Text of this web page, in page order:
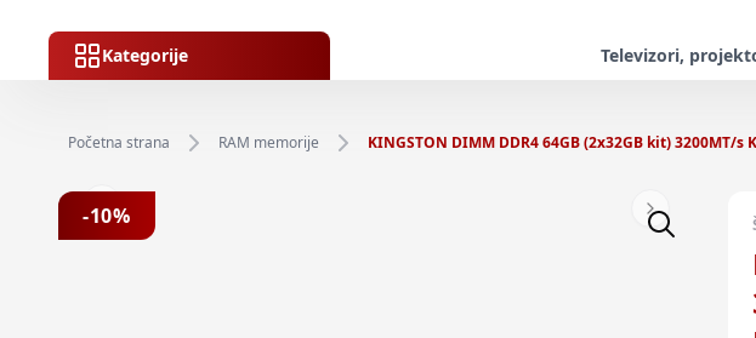
Kategorije Televizori,
Početna strana RAM memorije KINGSTON DIMM DDR4 64GB (2x32GB kit) 3200MT/s
Previous slide Next slide
-10%